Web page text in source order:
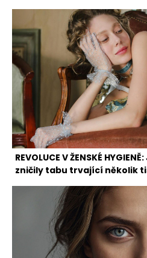
REVOLUCE V ŽENSKÉ
zničily tabu trvající několik